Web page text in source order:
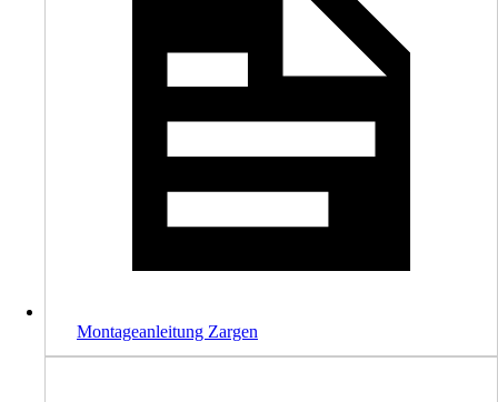
Montageanleitung Zargen